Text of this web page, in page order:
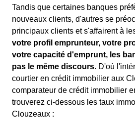
Tandis que certaines banques
nouveaux clients, d'autres se
principaux clients et s'affairent à
votre profil emprunteur, votre
votre capacité d'emprunt, les
pas le même discours. D'où
courtier en crédit immobilier aux
comparateur de crédit immobilier
trouverez ci-dessous les taux
Clouzeaux :